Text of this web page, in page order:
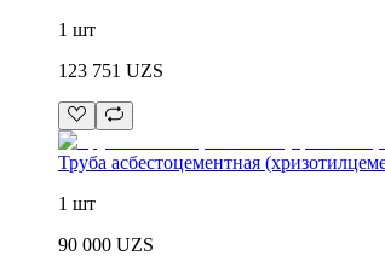
1 шт
123 751 UZS
Труба асбестоцементная
1 шт
90 000 UZS